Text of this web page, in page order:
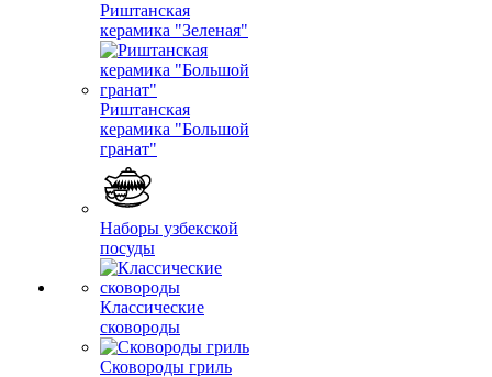
Риштанская
керамика "Зеленая"
Риштанская
керамика "Большой
гранат"
Наборы узбекской
посуды
Классические
сковороды
Сковороды гриль